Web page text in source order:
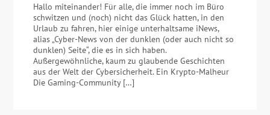
Hallo miteinander! Für alle, die immer noch im Büro
schwitzen und (noch) nicht das Glück hatten, in den
Urlaub zu fahren, hier einige unterhaltsame iNews,
alias „Cyber-News von der dunklen (oder auch nicht so
dunklen) Seite“, die es in sich haben.
Außergewöhnliche, kaum zu glaubende Geschichten
aus der Welt der Cybersicherheit. Ein Krypto-Malheur
Die Gaming-Community […]